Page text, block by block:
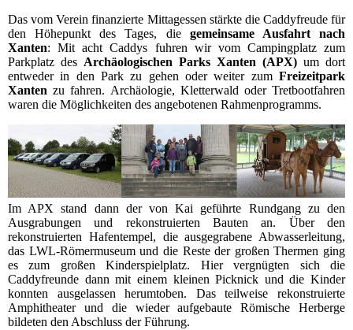
Das vom Verein finanzierte Mittagessen stärkte die Caddyfreude für
den Höhepunkt des Tages, die gemeinsame Ausfahrt nach
Xanten: Mit acht Caddys fuhren wir vom Campingplatz zum
Parkplatz des Archäologischen Parks Xanten (APX) um dort
entweder in den Park zu gehen oder weiter zum Freizeitpark
Xanten zu fahren. Archäologie, Kletterwald oder Tretbootfahren
waren die Möglichkeiten des angebotenen Rahmenprogramms.
Im APX stand dann der von Kai geführte Rundgang zu den
Ausgrabungen und rekonstruierten Bauten an. Über den
rekonstruierten Hafentempel, die ausgegrabene Abwasserleitung,
das LWL-Römermuseum und die Reste der großen Thermen ging
es zum großen Kinderspielplatz. Hier vergnügten sich die
Caddyfreunde dann mit einem kleinen Picknick und die Kinder
konnten ausgelassen herumtoben. Das teilweise rekonstruierte
Amphitheater und die wieder aufgebaute Römische Herberge
bildeten den Abschluss der Führung.